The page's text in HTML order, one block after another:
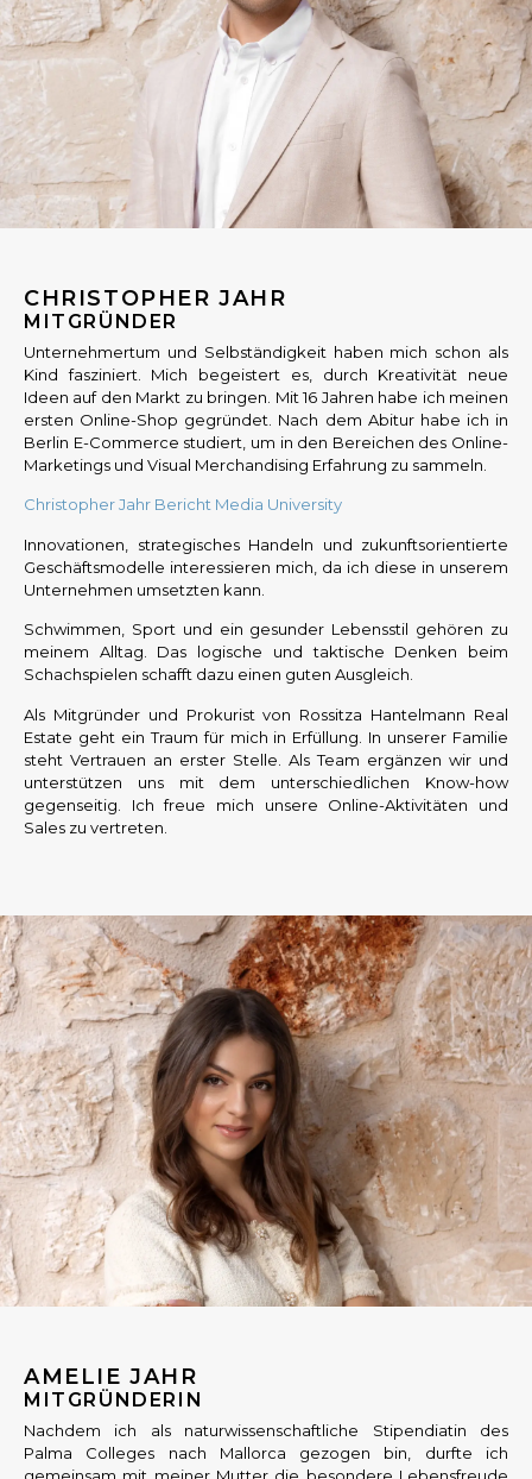
CHRISTOPHER JAHR
MITGRÜNDER
Unternehmertum und Selbständigkeit haben mich schon als
Kind fasziniert. Mich begeistert es, durch Kreativität neue
Ideen auf den Markt zu bringen. Mit 16 Jahren habe ich meinen
ersten Online-Shop gegründet. Nach dem Abitur habe ich in
Berlin E-Commerce studiert, um in den Bereichen des Online-
Marketings und Visual Merchandising Erfahrung zu sammeln.
Christopher Jahr Bericht Media University
Innovationen, strategisches Handeln und zukunftsorientierte
Geschäftsmodelle interessieren mich, da ich diese in unserem
Unternehmen umsetzten kann.
Schwimmen, Sport und ein gesunder Lebensstil gehören zu
meinem Alltag. Das logische und taktische Denken beim
Schachspielen schafft dazu einen guten Ausgleich.
Als Mitgründer und Prokurist von Rossitza Hantelmann Real
Estate geht ein Traum für mich in Erfüllung. In unserer Familie
steht Vertrauen an erster Stelle. Als Team ergänzen wir und
unterstützen uns mit dem unterschiedlichen Know-how
gegenseitig. Ich freue mich unsere Online-Aktivitäten und
Sales zu vertreten.
AMELIE JAHR
MITGRÜNDERIN
Nachdem ich als naturwissenschaftliche Stipendiatin des
Palma Colleges nach Mallorca gezogen bin, durfte ich